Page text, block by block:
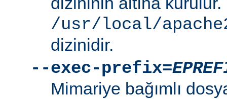
/usr/local/
dizinidir.
--exec-prefix=
Mimariye bağımlı